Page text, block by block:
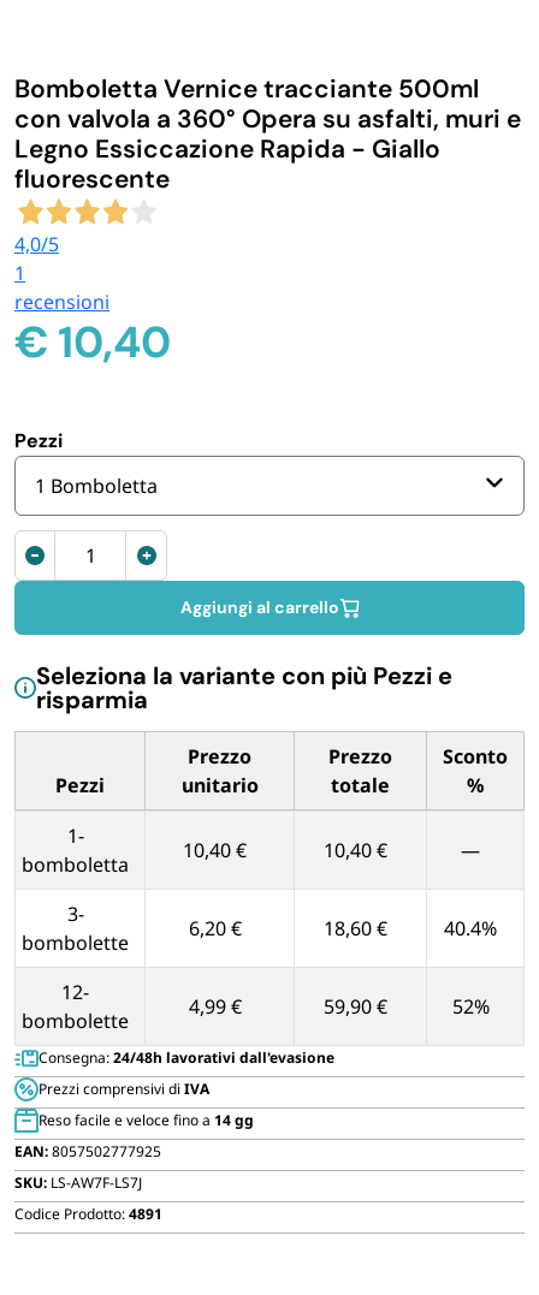
CASA E PERSONA
FERRAMENTA E LINEA AUTO
AVVOLGENTI E CONTENITORI ALIMENTARI
PARTY
FORNITURE SETTORE HO.RE.CA
BIODEGRADABILE
Bomboletta Vernice tracciante 500ml
con valvola a 360° Opera su asfalti, muri e
Legno Essiccazione Rapida - Giallo
fluorescente
4,0/5
1
recensioni
€ 10,40
Pezzi
1 Bomboletta
Vernice
tracciante
ml
traccialinee
Giallo
quantità
Aggiungi al carrello
Seleziona la variante con più Pezzi e
risparmia
Tabella dei prezzi unitari in base alla quantità di Pezzi
Pezzi
Prezzo
unitario
Prezzo
totale
Sconto
%
1-
bomboletta
10,40 € 10,40 € —
3-
bombolette
6,20 € 18,60 € 40.4%
12-
bombolette
4,99 € 59,90 € 52%
Consegna:24/48h lavorativi dall'evasione
Prezzi comprensivi di IVA
Reso facile e veloce fino a 14 gg
EAN:8057502777925
SKU: LS-AW7F-LS7J
Codice Prodotto:4891